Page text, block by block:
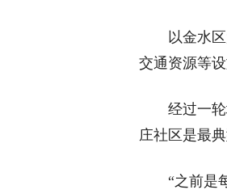
以金水区为
交通资源等设
经过一轮
庄社区是最典
“之前是每